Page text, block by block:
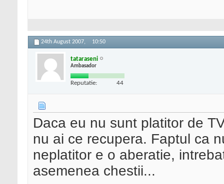
24th August 2007, 10:50
tataraseni
Ambasador
Reputatie: 44
Daca eu nu sunt platitor de
nu ai ce recupera. Faptul ca
neplatitor e o aberatie,
asemenea chestii...